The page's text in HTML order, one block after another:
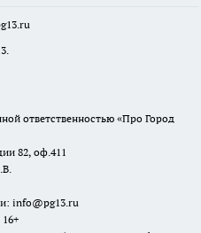
ответственностью «Про Город
82, оф.411
info@pg13.ru